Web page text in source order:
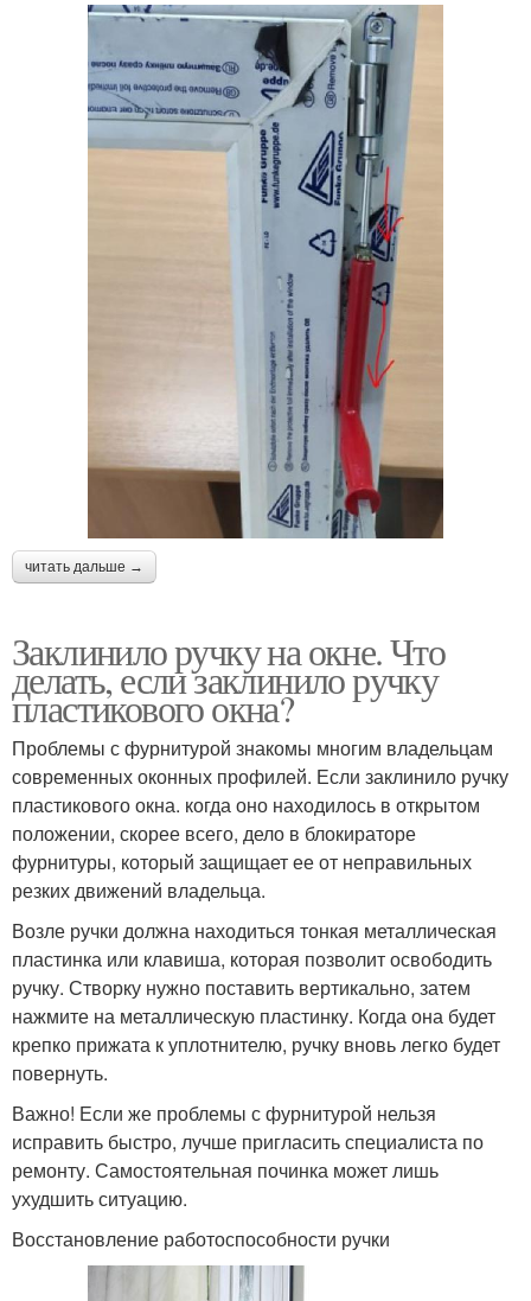
читать дальше →
Заклинило ручку на окне. Что
делать, если заклинило ручку
пластикового окна?
Проблемы с фурнитурой знакомы многим владельцам
современных оконных профилей. Если заклинило ручку
пластикового окна. когда оно находилось в открытом
положении, скорее всего, дело в блокираторе
фурнитуры, который защищает ее от неправильных
резких движений владельца.
Возле ручки должна находиться тонкая металлическая
пластинка или клавиша, которая позволит освободить
ручку. Створку нужно поставить вертикально, затем
нажмите на металлическую пластинку. Когда она будет
крепко прижата к уплотнителю, ручку вновь легко будет
повернуть.
Важно! Если же проблемы с фурнитурой нельзя
исправить быстро, лучше пригласить специалиста по
ремонту. Самостоятельная починка может лишь
ухудшить ситуацию.
Восстановление работоспособности ручки